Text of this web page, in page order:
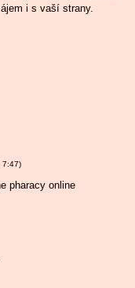
i s vaší strany.
7:47)
pharacy online